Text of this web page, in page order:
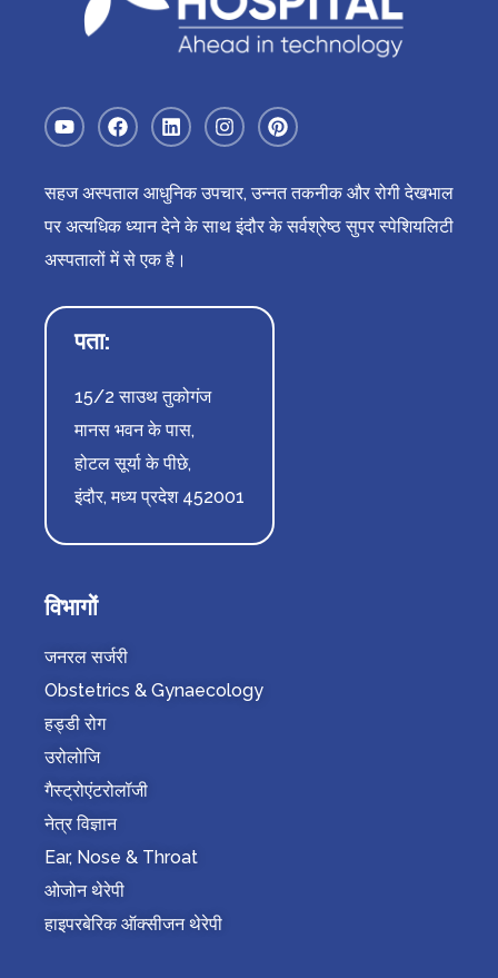
सहज अस्पताल आधुनिक उपचार, उन्नत तकनीक और रोगी देखभाल
पर अत्यधिक ध्यान देने के साथ इंदौर के सर्वश्रेष्ठ सुपर स्पेशियलिटी
अस्पतालों में से एक है।
पता:
15/2 साउथ तुकोगंज
मानस भवन के पास,
होटल सूर्या के पीछे,
इंदौर, मध्य प्रदेश 452001
विभागों
जनरल सर्जरी
Obstetrics & Gynaecology
हड्डी रोग
उरोलोजि
गैस्ट्रोएंटरोलॉजी
नेत्र विज्ञान
Ear, Nose & Throat
ओजोन थेरेपी
हाइपरबेरिक ऑक्सीजन थेरेपी